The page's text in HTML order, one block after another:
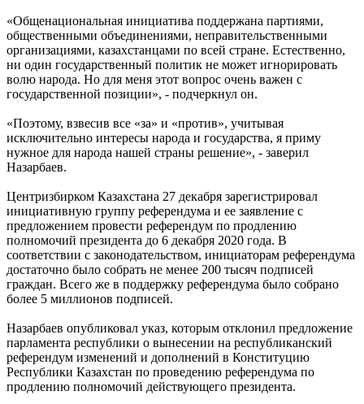
«Общенациональная инициатива поддержана партиями,
общественными объединениями, неправительственными
организациями, казахстанцами по всей стране. Естественно,
ни один государственный политик не может игнорировать
волю народа. Но для меня этот вопрос очень важен с
государственной позиции», - подчеркнул он.
«Поэтому, взвесив все «за» и «против», учитывая
исключительно интересы народа и государства, я приму
нужное для народа нашей страны решение», - заверил
Назарбаев.
Центризбирком Казахстана 27 декабря зарегистрировал
инициативную группу референдума и ее заявление с
предложением провести референдум по продлению
полномочий президента до 6 декабря 2020 года. В
соответствии с законодательством, инициаторам референдума
достаточно было собрать не менее 200 тысяч подписей
граждан. Всего же в поддержку референдума было собрано
более 5 миллионов подписей.
Назарбаев опубликовал указ, которым отклонил предложение
парламента республики о вынесении на республиканский
референдум изменений и дополнений в Конституцию
Республики Казахстан по проведению референдума по
продлению полномочий действующего президента.